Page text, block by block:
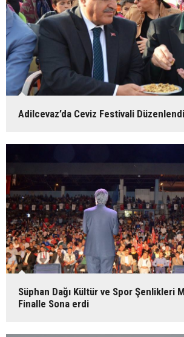
Adilcevaz’da Ceviz Festivali Düzenlendi
Süphan Dağı Kültür ve Spor Şenlikleri
Finalle Sona erdi